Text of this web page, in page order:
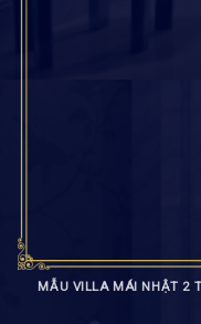
MẪU VILLA MÁI NHẬT 2